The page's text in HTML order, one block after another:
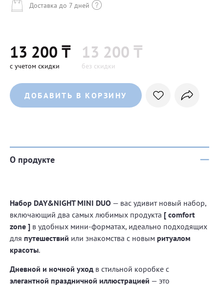
Доставка до 7 дней
13 200 ₸
с учетом скидки
13 200 ₸
без скидки
ДОБАВИТЬ В КОРЗИНУ
О продукте
Набор DAY&NIGHT MINI DUO — вас удивит новый набор,
включающий два самых любимых продукта [ comfort
zone ] в удобных мини-форматах, идеально подходящих
для путешествий или знакомства с новым ритуалом
красоты.
Дневной и ночной уход в стильной коробке с
элегантной праздничной иллюстрацией — это